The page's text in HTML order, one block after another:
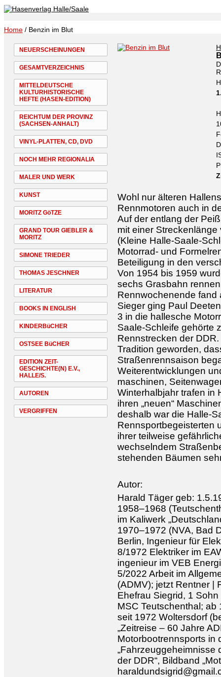
Home / Benzin im Blut
NEUERSCHEINUNGEN
GESAMTVERZEICHNIS
MITTELDEUTSCHE
KULTURHISTORISCHE
HEFTE (HASEN-EDITION)
REICHTUM DER PROVINZ
(SACHSEN-ANHALT)
VINYL-PLATTEN, CD, DVD
NOCH MEHR REGIONALIA
MALER UND WERK
KUNST
MORITZ GöTZE
GRAND TOUR GIEBLER &
MORITZ
SIMONE TRIEDER
THOMAS JESCHNER
LITERATUR
BOOKS IN ENGLISH
KINDERBüCHER
OSTSEE BüCHER
EDITION ZEIT-
GESCHICHTE(N) E.V.,
HALLE/S.
AUTOREN
VERGRIFFEN
Wohl nur älteren
Rennmotoren auch in
Auf der entlang der
mit einer
(Kleine Halle-Saale-
Motorrad- und
Beteiligung in den
Von 1954 bis 1959
sechs Grasbahn
Rennwochenende fand
Sieger ging Paul
3 in die hallesche
Saale-Schleife gehörte
Rennstrecken der
Tradition geworden,
Straßenrennsaison
Weiterentwicklungen
maschinen,
Winterhalbjahr trafen in
ihren „neuen“
deshalb war die Halle-
Rennsportbegeisterten
ihrer teilweise
wechselndem
stehenden Bäumen
Autor:
Harald Täger geb:
1958–1968
im Kaliwerk
1970–1972 (NVA, Bad
Berlin, Ingenieur für
8/1972 Elektriker im
ingenieur im VEB
5/2022 Arbeit im
(ADMV); jetzt Rentner |
Ehefrau Siegrid, 1
MSC Teutschenthal; ab
seit 1972 Woltersdorf
„Zeitreise – 60 Jahre
Motorbootrennsports in
„Fahrzeuggeheimnisse
der DDR“, Bildband